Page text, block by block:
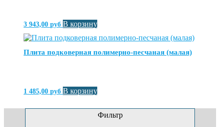
3 943,00 руб В корзину
Плита подковерная полимерно-песчаная (малая)
1 485,00 руб В корзину
Фильтр